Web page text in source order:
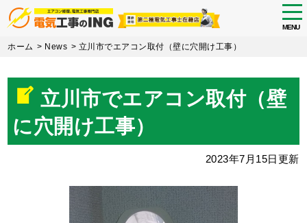
Skip
content
MENU
ホーム > News > 立川市でエアコン取付（壁に穴開け工事）
立川市でエアコン取付（壁
に穴開け工事）
2023年7月15日更新